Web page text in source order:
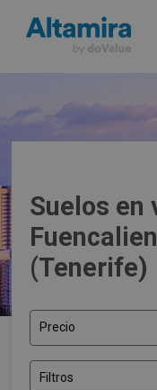
Suelos en
(Tenerife)
Precio
Filtros